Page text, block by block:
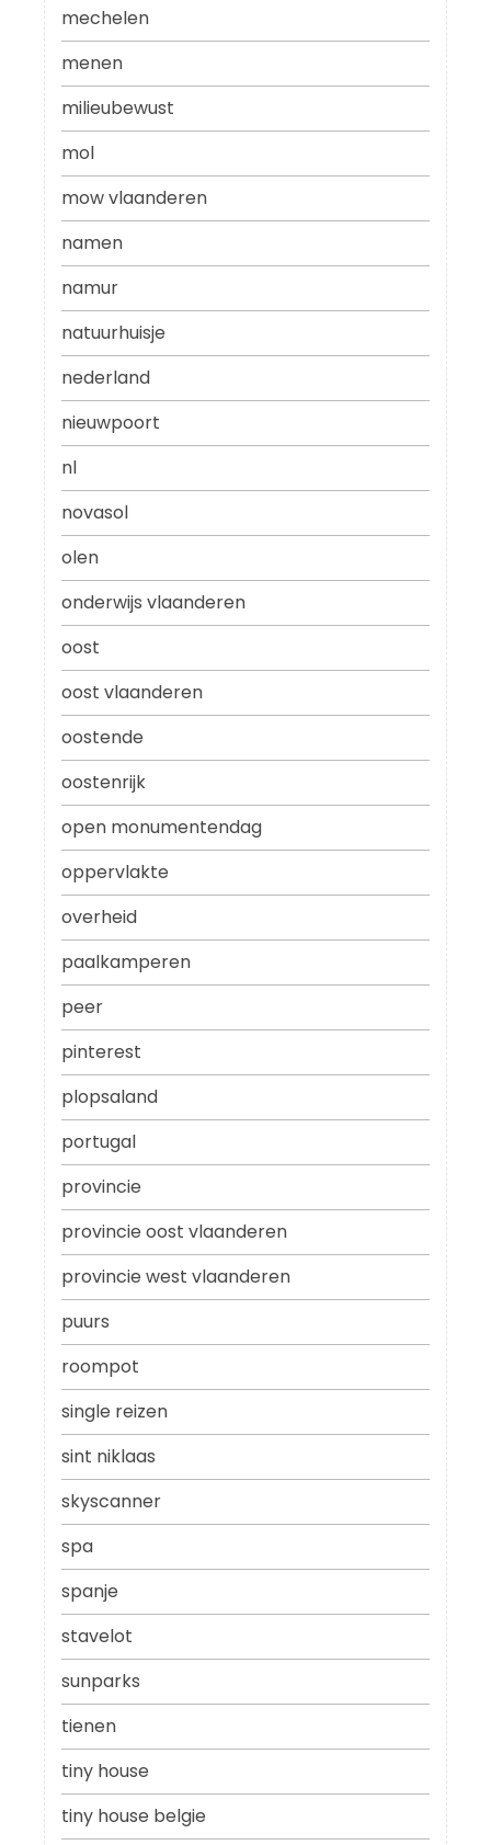
mechelen
menen
milieubewust
mol
mow vlaanderen
namen
namur
natuurhuisje
nederland
nieuwpoort
nl
novasol
olen
onderwijs vlaanderen
oost
oost vlaanderen
oostende
oostenrijk
open monumentendag
oppervlakte
overheid
paalkamperen
peer
pinterest
plopsaland
portugal
provincie
provincie oost vlaanderen
provincie west vlaanderen
puurs
roompot
single reizen
sint niklaas
skyscanner
spa
spanje
stavelot
sunparks
tienen
tiny house
tiny house belgie